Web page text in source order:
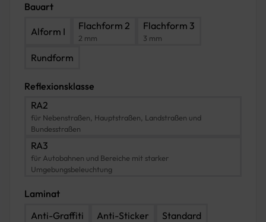
Bauart
Alform I Flachform 2
2 mm
Flachform 3
3 mm
Rundform
Reflexionsklasse
RA2
für Nebenstraßen, Hauptstraßen, Landstraßen und
Bundesstraßen
RA3
für Autobahnen und Bereiche mit starker
Umgebungsbeleuchtung
Laminat
Anti-Graffiti
Anti-Sticker Standard